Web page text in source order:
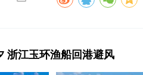
浙江玉环渔船回港避风